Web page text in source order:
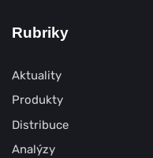
Rubriky
Aktuality
Produkty
Distribuce
Analýzy